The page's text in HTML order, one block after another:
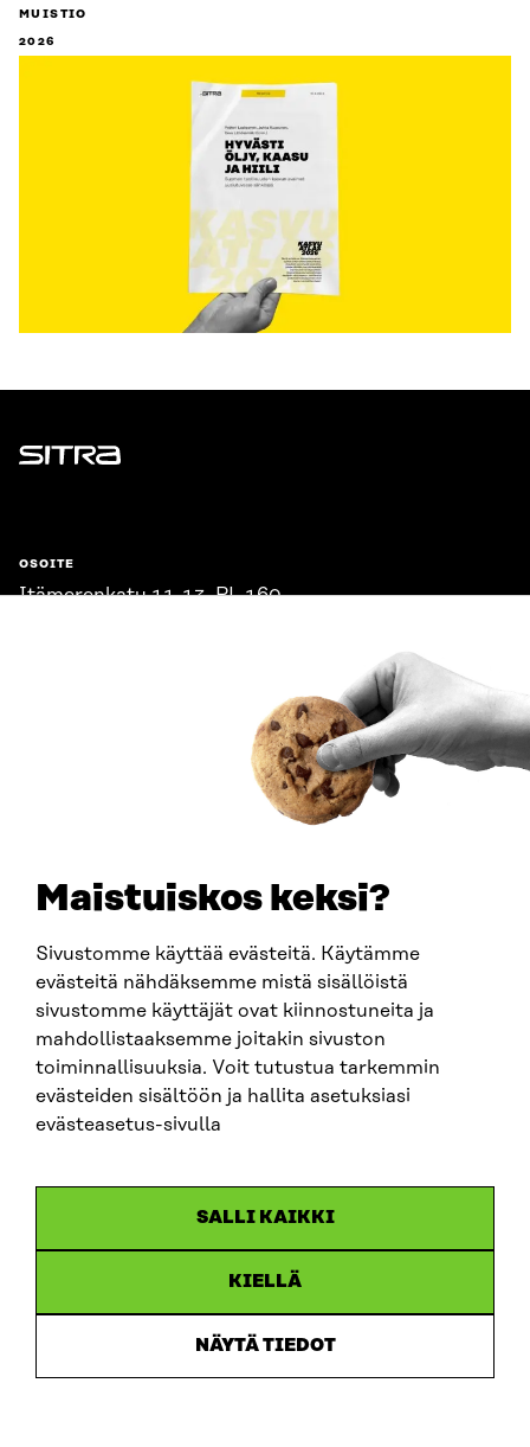
Maistuiskos keksi?
Sivustomme käyttää evästeitä. Käytämme
evästeitä nähdäksemme mistä sisällöistä
sivustomme käyttäjät ovat kiinnostuneita ja
mahdollistaaksemme joitakin sivuston
toiminnallisuuksia. Voit tutustua tarkemmin
evästeiden sisältöön ja hallita asetuksiasi
evästeasetus-sivulla
SALLI KAIKKI
KIELLÄ
NÄYTÄ TIEDOT
MUISTIO
2026
Sitra
OSOITE
Itämerenkatu 11-13, PL 160,
SITRA SOSIAALISESSA MEDIASSA
LinkedIn
Instagram
YouTube
Saavutettavuusseloste
Asiakirjajulkisuus